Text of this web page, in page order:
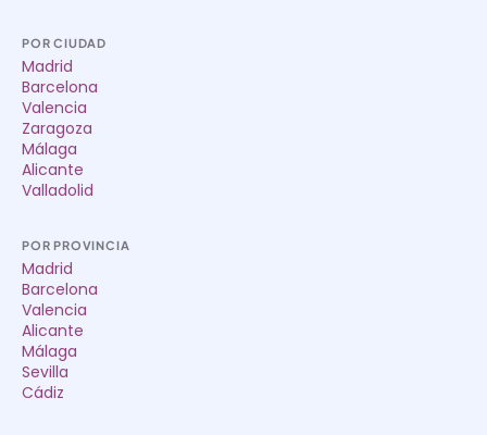
POR CIUDAD
Madrid
Barcelona
Valencia
Zaragoza
Málaga
Alicante
Valladolid
POR PROVINCIA
Madrid
Barcelona
Valencia
Alicante
Málaga
Sevilla
Cádiz